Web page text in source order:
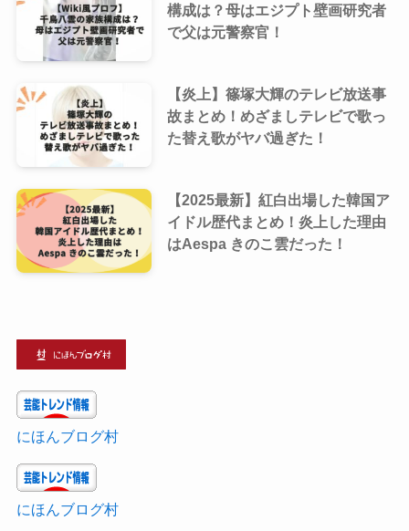
構成は？母はエジプト壁画研究者
で父は元警察官！
【炎上】篠塚大輝のテレビ放送事
故まとめ！めざましテレビで歌っ
た替え歌がヤバ過ぎた！
【2025最新】紅白出場した韓国ア
イドル歴代まとめ！炎上した理由
はAespa きのこ雲だった！
にほんブログ村
にほんブログ村